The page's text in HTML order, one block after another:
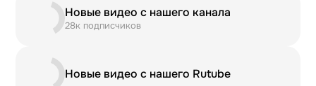
Новые видео с нашего канала
28к подписчиков
Новые видео с нашего Rutube